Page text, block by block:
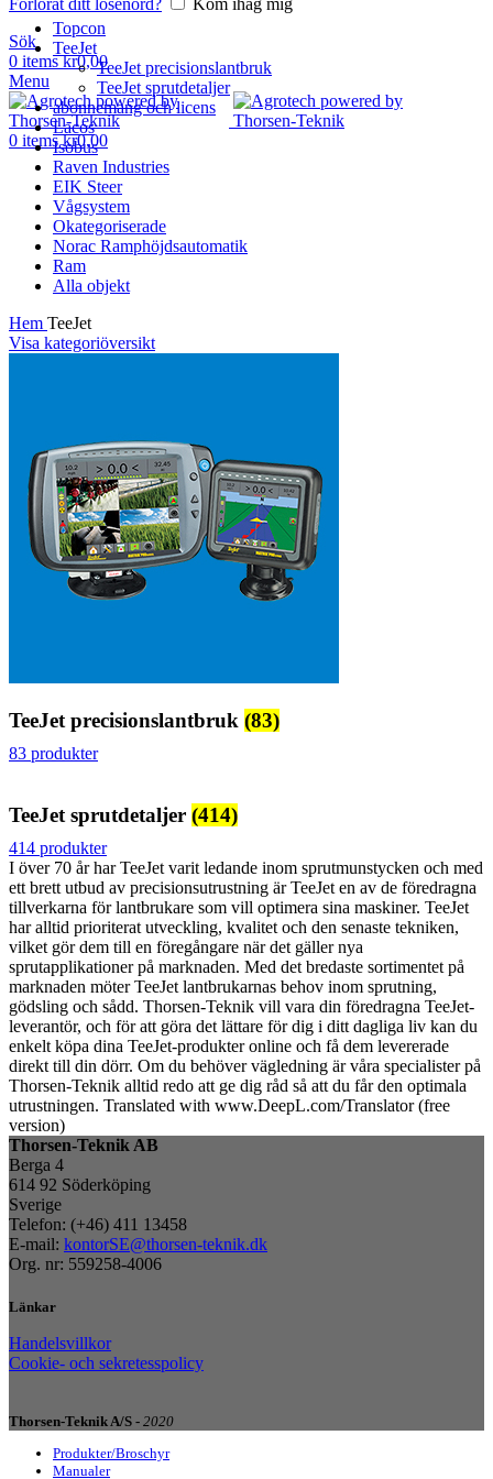
Förlorat ditt lösenord?
Kom ihåg mig
Sök
0 items kr0,00
Menu
0 items kr0,00
Topcon
TeeJet
TeeJet precisionslantbruk
TeeJet sprutdetaljer
abonnemang och licens
Lacos
Isobus
Raven Industries
EIK Steer
Vågsystem
Okategoriserade
Norac Ramphöjdsautomatik
Ram
Alla objekt
Hem TeeJet
Visa kategoriöversikt
TeeJet precisionslantbruk (83)
83 produkter
TeeJet sprutdetaljer (414)
414 produkter
I över 70 år har TeeJet varit ledande inom sprutmunstycken och med
ett brett utbud av precisionsutrustning är TeeJet en av de föredragna
tillverkarna för lantbrukare som vill optimera sina maskiner. TeeJet
har alltid prioriterat utveckling, kvalitet och den senaste tekniken,
vilket gör dem till en föregångare när det gäller nya
sprutapplikationer på marknaden. Med det bredaste sortimentet på
marknaden möter TeeJet lantbrukarnas behov inom sprutning,
gödsling och sådd. Thorsen-Teknik vill vara din föredragna TeeJet-
leverantör, och för att göra det lättare för dig i ditt dagliga liv kan du
enkelt köpa dina TeeJet-produkter online och få dem levererade
direkt till din dörr. Om du behöver vägledning är våra specialister på
Thorsen-Teknik alltid redo att ge dig råd så att du får den optimala
utrustningen. Translated with www.DeepL.com/Translator (free
version)
Thorsen-Teknik AB
Berga 4
614 92 Söderköping
Sverige
Telefon: (+46) 411 13458
E-mail: kontorSE@thorsen-teknik.dk
Org. nr: 559258-4006
Länkar
Handelsvillkor
Cookie- och sekretesspolicy
Thorsen-Teknik A/S - 2020
Produkter/Broschyr
Manualer